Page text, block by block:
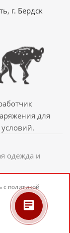
г. Бердск
для
одежда и
с политикой